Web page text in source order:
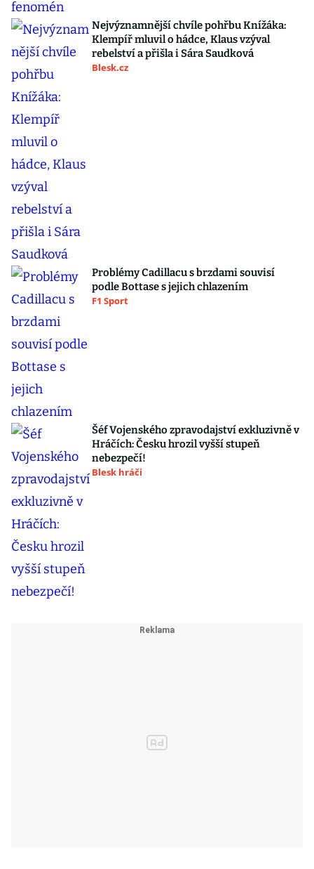
Nejvýznamnější chvíle pohřbu Knížáka:
Klempíř mluvil o hádce, Klaus vzýval
rebelství a přišla i Sára Saudková
Blesk.cz
Problémy Cadillacu s brzdami souvisí
podle Bottase s jejich chlazením
F1 Sport
Šéf Vojenského zpravodajství exkluzivně v
Hráčích: Česku hrozil vyšší stupeň
nebezpečí!
Blesk hráči